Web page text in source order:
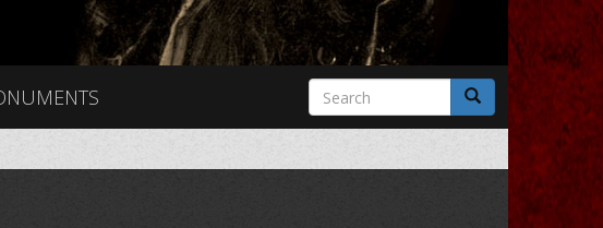
Search
form
Search